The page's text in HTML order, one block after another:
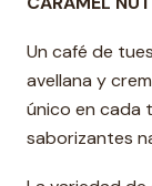
Un café de
avellana y
único en cada
saborizantes